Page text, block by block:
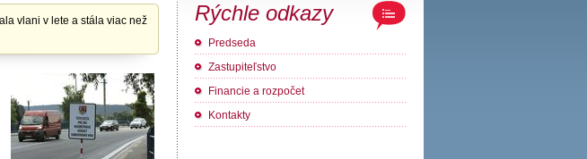
vlani v lete a stála viac než
Rýchle odkazy
Predseda
Zastupiteľstvo
Financie a rozpočet
Kontakty